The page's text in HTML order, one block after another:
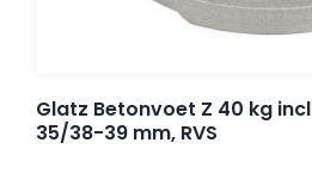
Umbrosa en Paraflex
Glatz Betonvoet Z 40 kg
35/38-39 mm, RVS